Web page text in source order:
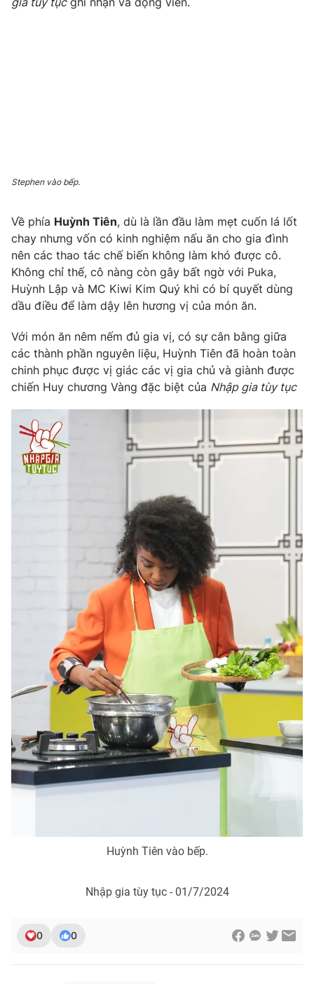
Stephen vào bếp.
Về phía Huỳnh Tiên, dù là lần đầu làm mẹt cuốn lá lốt
chay nhưng vốn có kinh nghiệm nấu ăn cho gia đình
nên các thao tác chế biến không làm khó được cô.
Không chỉ thế, cô nàng còn gây bất ngờ với Puka,
Huỳnh Lập và MC Kiwi Kim Quý khi có bí quyết dùng
dầu điều để làm dậy lên hương vị của món ăn.
Với món ăn nêm nếm đủ gia vị, có sự cân bằng giữa
các thành phần nguyên liệu, Huỳnh Tiên đã hoàn toàn
chinh phục được vị giác các vị gia chủ và giành được
chiến Huy chương Vàng đặc biệt của Nhập gia tùy tục
Huỳnh Tiên vào bếp.
Nhập gia tùy tục - 01/7/2024
0 0